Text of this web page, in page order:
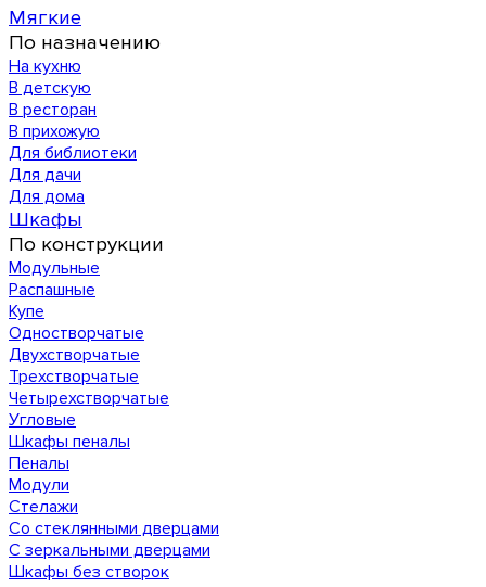
Мягкие
По назначению
На кухню
В детскую
В ресторан
В прихожую
Для библиотеки
Для дачи
Для дома
Шкафы
По конструкции
Модульные
Распашные
Купе
Одностворчатые
Двухстворчатые
Трехстворчатые
Четырехстворчатые
Угловые
Шкафы пеналы
Пеналы
Модули
Стелажи
Со стеклянными дверцами
С зеркальными дверцами
Шкафы без створок